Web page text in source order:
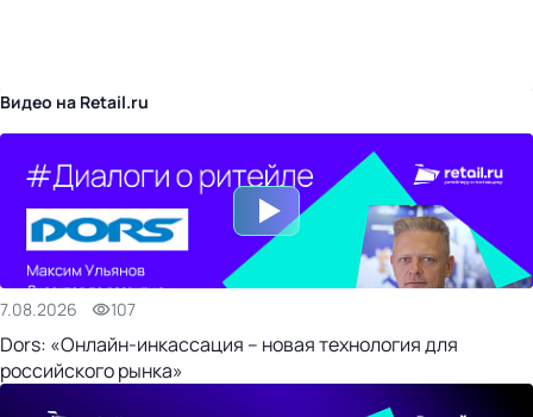
Видео на Retail.ru
7.08.2026 107
Dors: «Онлайн-инкассация – новая технология для
российского рынка»